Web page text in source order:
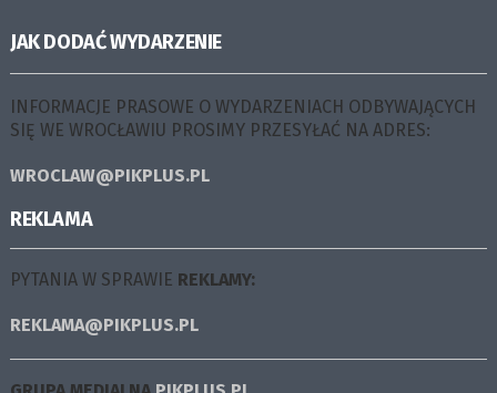
JAK DODAĆ WYDARZENIE
INFORMACJE PRASOWE O WYDARZENIACH ODBYWAJĄCYCH
SIĘ WE WROCŁAWIU PROSIMY PRZESYŁAĆ NA ADRES:
WROCLAW@PIKPLUS.PL
REKLAMA
PYTANIA W SPRAWIE REKLAMY:
REKLAMA@PIKPLUS.PL